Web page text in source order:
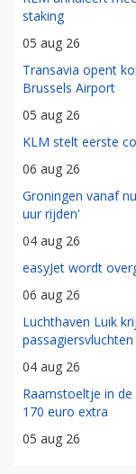
staking
05 aug 26
Transavia opent
Brussels Airport
05 aug 26
KLM stelt eerste
06 aug 26
Groningen vanaf
uur rijden'
04 aug 26
easyJet wordt
06 aug 26
Luchthaven Luik
04 aug 26
Raamstoeltje in
170 euro extra
05 aug 26